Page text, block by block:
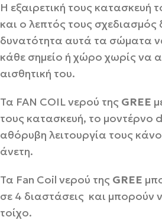
Η εξαιρετική τους κατασκευή
και ο λεπτός τους σχεδιασμός
δυνατότητα αυτά τα σώματα
κάθε σημείο ή χώρο χωρίς να
αισθητική του.
Τα FAN COIL νερού της GREE
τους κατασκευή, το μοντέρνο
αθόρυβη λειτουργία τους
άνετη.
Τα Fan Coil νερού της GREE
σε 4 διαστάσεις και μπορούν
τοίχο.